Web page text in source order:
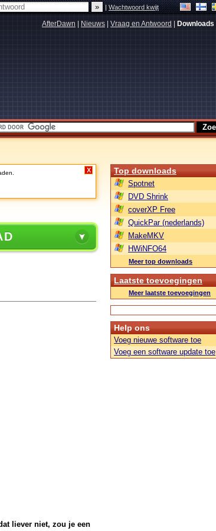
|Wachtwoord kwijt
AfterDawn Nieuws Vraag en Antwoord Downloads
X
liever niet, zou je een
Top downloads
Spotnet
DVD Shrink
coverXP Free
QuickPar (nederlands)
MakeMKV
HWiNFO64
Meer top downloads
Laatste toevoegingen
Meer laatste toevoegingen
Help ons
Voeg nieuwe software toe
Voeg een software update toe